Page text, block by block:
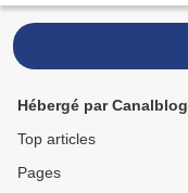
Hébergé par Canalblog
Top articles
Pages